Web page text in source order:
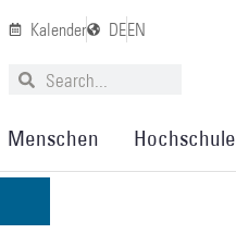
Kalender DEEN
Menschen Hochschule